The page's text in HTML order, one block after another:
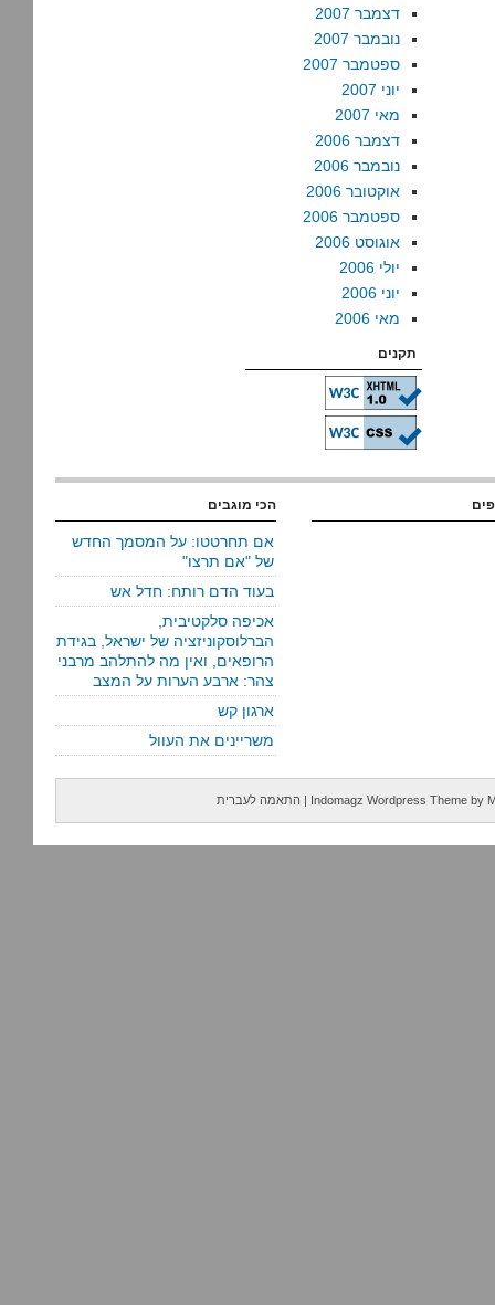
דצמבר 2007
נובמבר 2007
ספטמבר 2007
יוני 2007
מאי 2007
דצמבר 2006
נובמבר 2006
אוקטובר 2006
ספטמבר 2006
אוגוסט 2006
יולי 2006
יוני 2006
מאי 2006
תקנים
הכי מוגבים
אם תחרטטו: על המסמך החדש
של "אם תרצו"
בעוד הדם רותח: חדל אש
אכיפה סלקטיבית,
הברלוסקוניזציה של ישראל, בגידת
הרופאים, ואין מה להתלהב מרבני
צהר: ארבע הערות על המצב
ארגון קש
משריינים את העוול
Indomagz Wordpress Theme by
| התאמה לעברית